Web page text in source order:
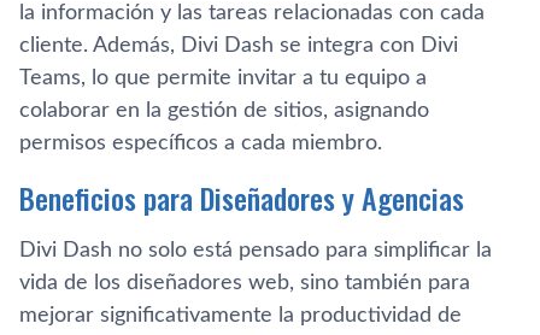
la información y las tareas relacionadas con cada
cliente. Además, Divi Dash se integra con Divi
Teams, lo que permite invitar a tu equipo a
colaborar en la gestión de sitios, asignando
permisos específicos a cada miembro.
Beneficios para Diseñadores y Agencias
Divi Dash no solo está pensado para simplificar la
vida de los diseñadores web, sino también para
mejorar significativamente la productividad de